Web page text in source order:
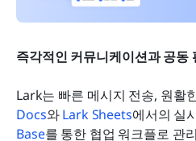
즉각적인 커뮤니케이션과 공동
Lark는 빠른 메시지 전송, 원활
Docs와 Lark Sheets
Base를 통한 협업 워크플로 관